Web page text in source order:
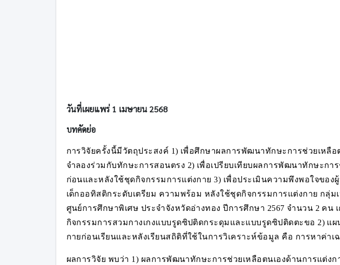
วันที่เผยแพร่ 1 เมษายน 2568
บทคัดย่อ
การวิจัยครั้งนี้มีวัตถุประสงค์ 1) เพื่อศึกษาผลการพัฒนาทักษะการช่วยเหลื
จำลองร่วมกับทักษะการสอนตรง 2) เพื่อเปรียบเทียบผลการพัฒนาทักษะก
ก่อนและหลังใช้ชุดกิจกรรมการแต่งกาย 3) เพื่อประเมินความพึงพอใจขอ
เด็กออทิสติกระดับเตรียม ความพร้อม หลังใช้ชุดกิจกรรมการแต่งกาย กลุ่
ศูนย์การศึกษาพิเศษ ประจำจังหวัดอ่างทอง ปีการศึกษา 2567 จำนวน 2 ค
กิจกรรมการสวมกางเกงแบบรูดซิปติดกระดุมและแบบรูดซิปติดตะขอ 2) แ
กายก่อนเรียนและหลังเรียนสถิติที่ใช้ในการวิเคราะห์ข้อมูล คือ การหาค่าเ
ผลการวิจัย พบว่า 1) ผลการพัฒนาทักษะการช่วยเหลือตนเองด้านการแต่